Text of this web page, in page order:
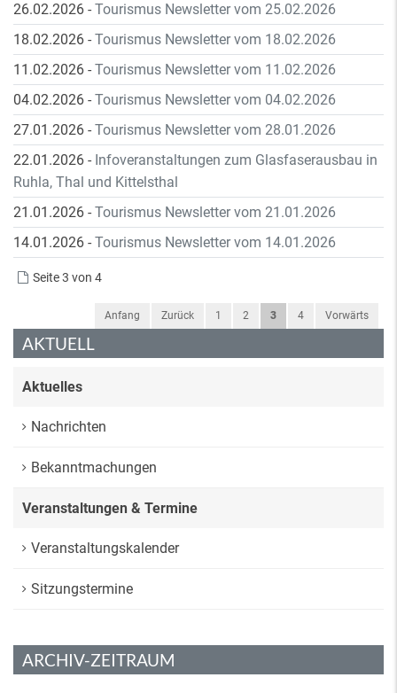
26.02.2026 - Tourismus Newsletter vom 25.02.2026
18.02.2026 - Tourismus Newsletter vom 18.02.2026
11.02.2026 - Tourismus Newsletter vom 11.02.2026
04.02.2026 - Tourismus Newsletter vom 04.02.2026
27.01.2026 - Tourismus Newsletter vom 28.01.2026
22.01.2026 - Infoveranstaltungen zum Glasfaserausbau in
Ruhla, Thal und Kittelsthal
21.01.2026 - Tourismus Newsletter vom 21.01.2026
14.01.2026 - Tourismus Newsletter vom 14.01.2026
Seite 3 von 4
Anfang Zurück 1 2 3 4 Vorwärts
AKTUELL
Aktuelles
Nachrichten
Bekanntmachungen
Veranstaltungen & Termine
Veranstaltungskalender
Sitzungstermine
ARCHIV-ZEITRAUM